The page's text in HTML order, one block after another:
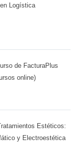
Logística
de FacturaPlus
online)
Estéticos:
y Electroestética